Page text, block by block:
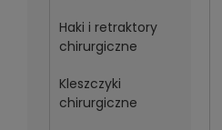
Haki i retraktory
chirurgiczne
Kleszczyki
chirurgiczne